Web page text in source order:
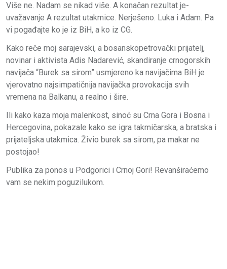
Više ne. Nadam se nikad više. A konačan rezultat je-
uvažavanje A rezultat utakmice. Nerješeno. Luka i Adam. Pa
vi pogađajte ko je iz BiH, a ko iz CG.
Kako reče moj sarajevski, a bosanskopetrovački prijatelj,
novinar i aktivista Adis Nadarević, skandiranje crnogorskih
navijača “Burek sa sirom” usmjereno ka navijačima BiH je
vjerovatno najsimpatičnija navijačka provokacija svih
vremena na Balkanu, a realno i šire.
Ili kako kaza moja malenkost, sinoć su Crna Gora i Bosna i
Hercegovina, pokazale kako se igra takmičarska, a bratska i
prijateljska utakmica. Živio burek sa sirom, pa makar ne
postojao!
Publika za ponos u Podgorici i Crnoj Gori! Revanširaćemo
vam se nekim poguzilukom.